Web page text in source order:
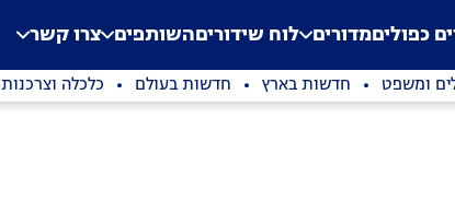
Application error: a
. כפוליםמדורים לוח שידוריםהשותפים צרו קשר
ומשפט חדשות בארץ חדשות בעולם כלכלה וצרכנות